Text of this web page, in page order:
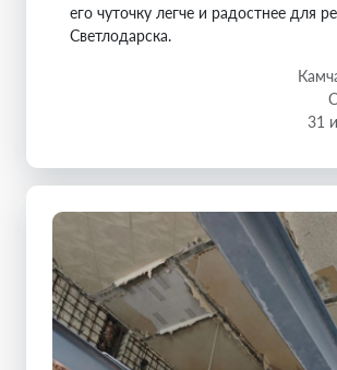
его чуточку легче и радостнее для
Светлодарска.
31